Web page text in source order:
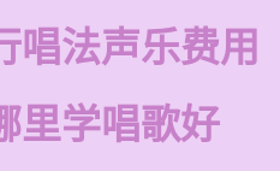
唱法声乐费用
里学唱歌好